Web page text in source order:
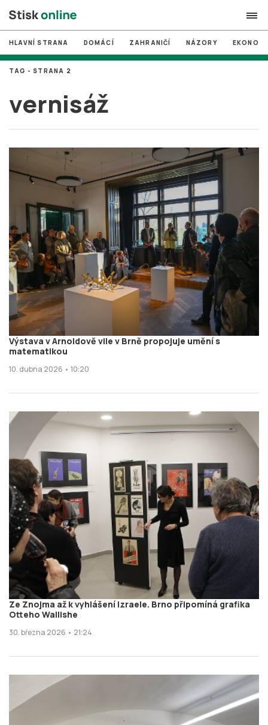
search
# MUNI
# Brno
# volby
PŘIHLÁSIT SE
Zapomněli jste heslo?
HLAVNÍ STRANA DOMÁCÍ ZAHRANIČÍ NÁZORY
vernisáž
TAG - STRANA 2
Výstava v Arnoldově vile v Brně propojuje umění s
matematikou
10. dubna 2026 • 10:20
Ze Znojma až k vyhlášení Izraele. Brno připomíná grafika
Otteho Wallishe
30. března 2026 • 21:24